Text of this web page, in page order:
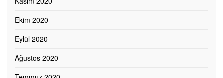
Ekim 2020
Eylül 2020
Ağustos 2020